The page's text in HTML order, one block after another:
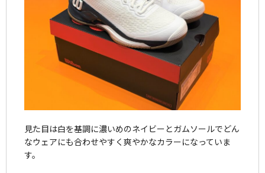
見た目は白を基調に濃いめのネイビーとガムソールでどん
なウェアにも合わせやすく爽やかなカラーになっていま
す。